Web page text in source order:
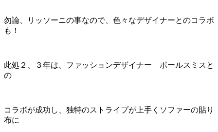
勿論、リッソーニの事なので、色々なデザイナーとのコラボ
も！
此処２、３年は、ファッションデザイナー ポールスミスと
の
コラボが成功し、独特のストライプが上手くソファーの貼り
布に